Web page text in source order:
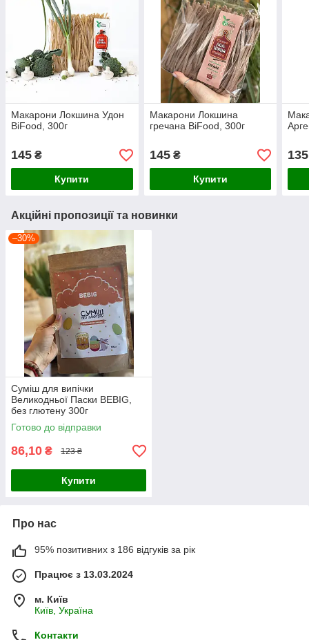
Макарони Локшина Удон
BiFood, 300г
145 ₴
Купити
Макарони Локшина
гречана BiFood, 300г
145₴
Купити
135
Акційні пропозиції та новинки
–30%
Суміш для випічки
Великодньої Паски BEBIG,
без глютену 300г
Готово до відправки
86,10 ₴ 123 ₴
Купити
Про нас
95% позитивних з 186 відгуків за рік
Працює з 13.03.2024
м. Київ
Київ, Україна
Контакти